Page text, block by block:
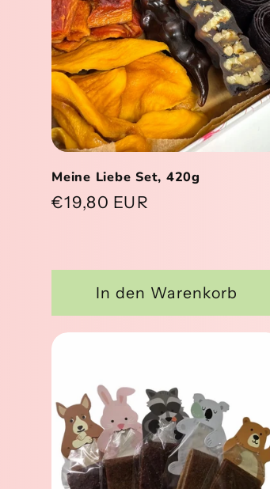
Meine Liebe Set, 420g
Normaler
€19,80 EUR
In den Warenkorb